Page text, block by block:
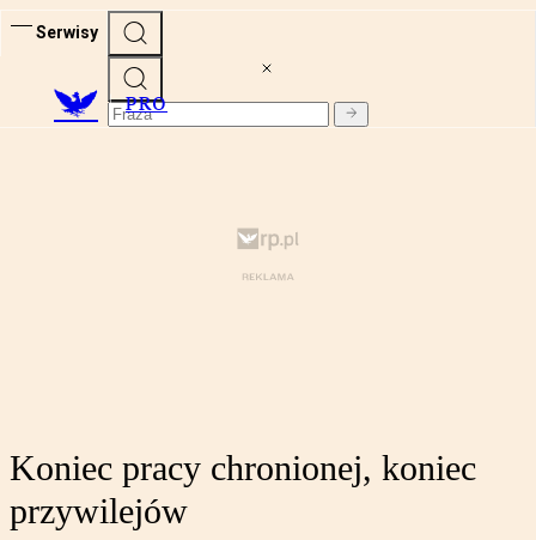
Serwisy
PRO
Koniec pracy chronionej, koniec
przywilejów